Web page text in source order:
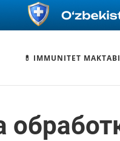
💊 IMMUNITET MAKTABI